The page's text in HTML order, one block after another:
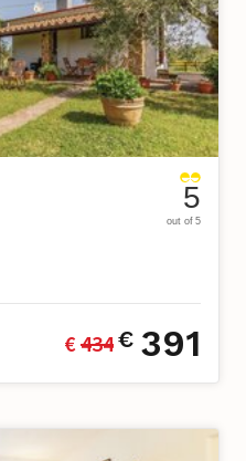
5
out of 5
€ 434€ 391